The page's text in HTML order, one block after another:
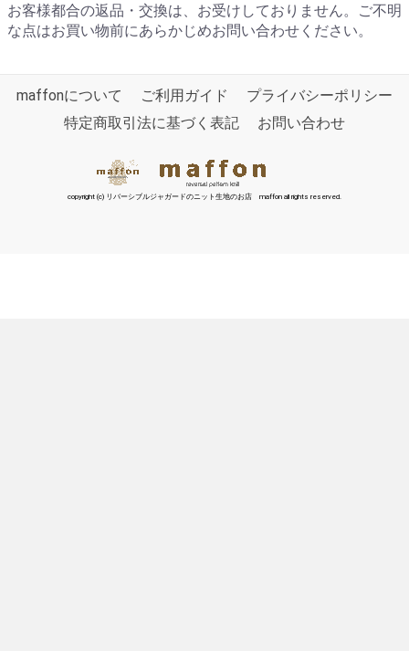
お客様都合の返品・交換は、お受けしておりません。ご不明
な点はお買い物前にあらかじめお問い合わせください。
maffonについて ご利用ガイド
プライバシーポリシー
特定商取引法に基づく表記
お問い合わせ
copyright (c) リバーシブルジャガードのニット生地のお店 maffon all rights reserved.